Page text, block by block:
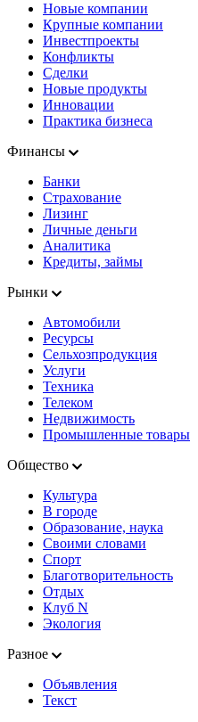
Новые компании
Крупные компании
Инвестпроекты
Конфликты
Сделки
Новые продукты
Инновации
Практика бизнеса
Финансы
Банки
Страхование
Лизинг
Личные деньги
Аналитика
Кредиты, займы
Рынки
Автомобили
Ресурсы
Сельхозпродукция
Услуги
Техника
Телеком
Недвижимость
Промышленные товары
Общество
Культура
В городе
Образование, наука
Своими словами
Спорт
Благотворительность
Отдых
Клуб N
Экология
Разное
Объявления
Текст